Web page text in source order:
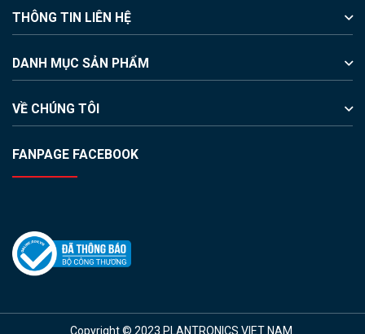
THÔNG TIN LIÊN HỆ
DANH MỤC SẢN PHẨM
VỀ CHÚNG TÔI
FANPAGE FACEBOOK
Copyright © 2023 PLANTRONICS VIET NAM.